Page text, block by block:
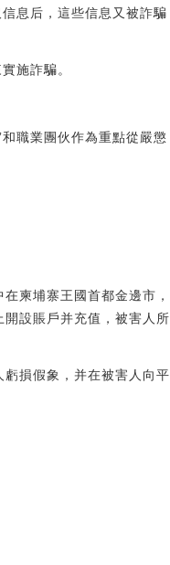
息后，這些信息又被詐騙
施詐騙。
職業團伙作為重點從嚴懲
柬埔寨王國首都金邊市，
設賬戶并充值，被害人所
損假象，并在被害人向平